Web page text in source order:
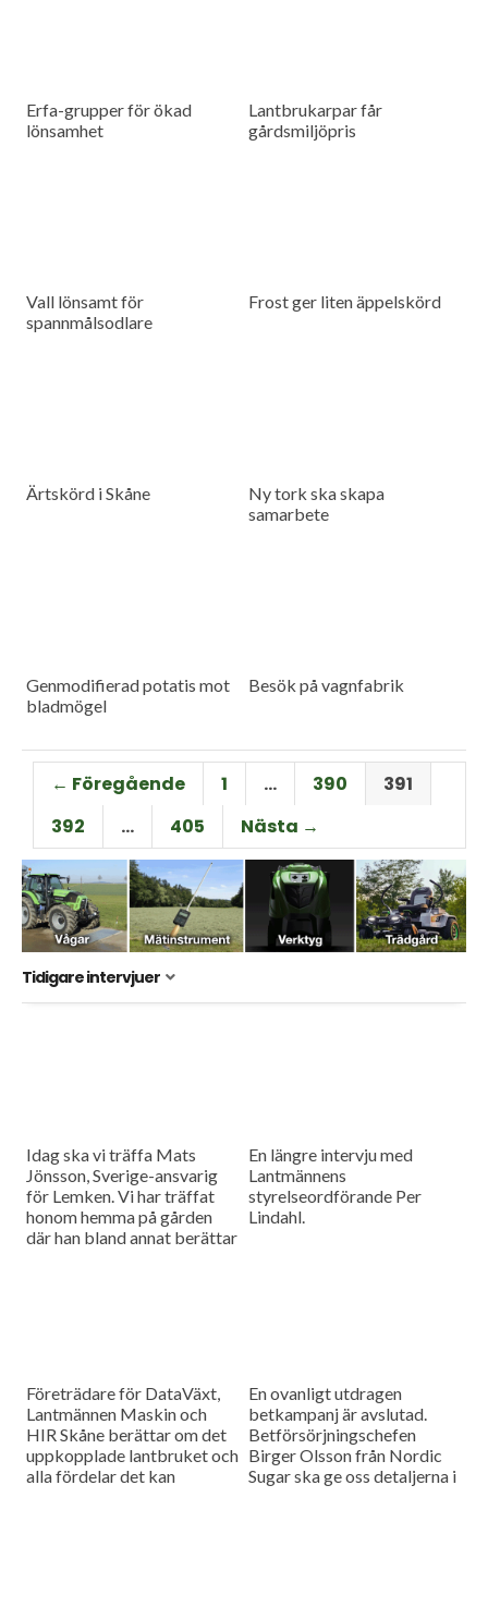
Erfa-grupper för ökad
lönsamhet
Lantbrukarpar får
gårdsmiljöpris
Vall lönsamt för
spannmålsodlare
Frost ger liten äppelskörd
Ärtskörd i Skåne
Ny tork ska skapa
samarbete
Genmodifierad potatis mot
bladmögel
Besök på vagnfabrik
← Föregående 1 … 390
391
392
… 405 Nästa →
Tidigare intervjuer
Idag ska vi träffa Mats
Jönsson, Sverige-ansvarig
för Lemken. Vi har träffat
honom hemma på gården
där han bland annat berättar
En längre intervju med
Lantmännens
styrelseordförande Per
Lindahl.
Företrädare för DataVäxt,
Lantmännen Maskin och
HIR Skåne berättar om det
uppkopplade lantbruket och
alla fördelar det kan
En ovanligt utdragen
betkampanj är avslutad.
Betförsörjningschefen
Birger Olsson från Nordic
Sugar ska ge oss detaljerna i